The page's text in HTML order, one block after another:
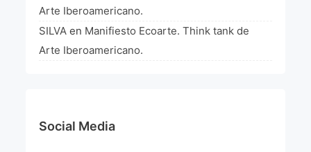
Arte Iberoamericano.
SILVA en Manifiesto Ecoarte. Think tank de
Arte Iberoamericano.
Social Media